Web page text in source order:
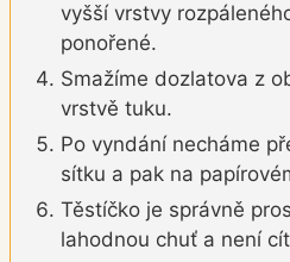
vyšší vrstvy
ponořené.
Smažíme dozlatova z
vrstvě tuku.
Po vyndání necháme
sítku a pak na
Těstíčko je správně
lahodnou chuť a není